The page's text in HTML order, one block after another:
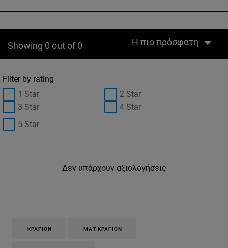
Showing 0 out of 0 Η πιο πρόσφατη
Filter by rating
1 Star
2 Star
3 Star
4 Star
5 Star
Δεν υπάρχουν αξιολογήσεις
ΚΡΑΓΙΌΝ ΜΑΤ ΚΡΑΓΙΌΝ